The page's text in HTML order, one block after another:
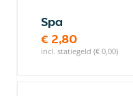
Spa
€ 2,80
incl. statiegeld (€ 0,00)